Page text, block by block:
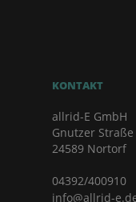
KONTAKT
allrid-E GmbH
Gnutzer Straße
24589 Nortorf
04392/400910
info@allrid-